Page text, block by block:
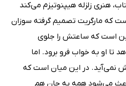
هنری زلزله هیپنوتیزم می‌کند
است که مارگریت تصمیم گرفته سوزان
است که ساعتش را جلوی
او به خواب فرو برود. اما
نمی‌آید. در این میان است که
می‌شود همه به جان هم